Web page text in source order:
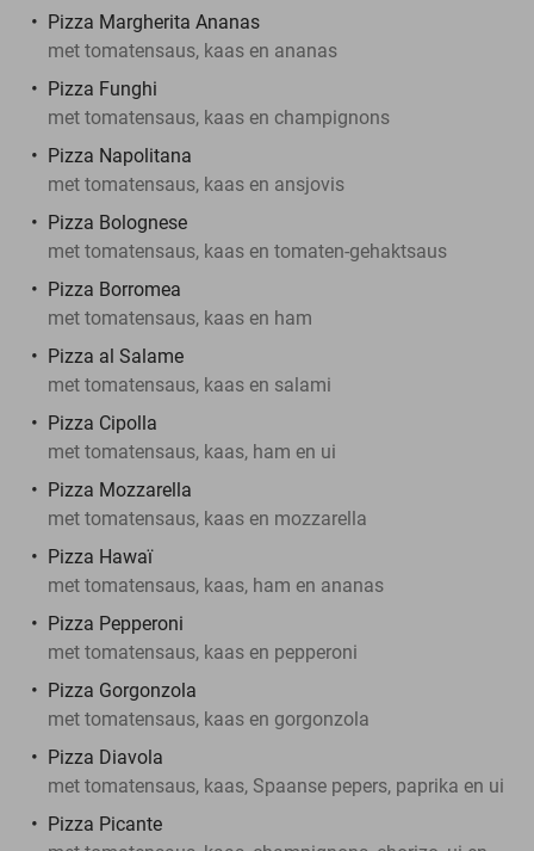
Pizza Margherita Ananas
met tomatensaus, kaas en ananas
Pizza Funghi
met tomatensaus, kaas en champignons
Pizza Napolitana
met tomatensaus, kaas en ansjovis
Pizza Bolognese
met tomatensaus, kaas en tomaten-gehaktsaus
Pizza Borromea
met tomatensaus, kaas en ham
Pizza al Salame
met tomatensaus, kaas en salami
Pizza Cipolla
met tomatensaus, kaas, ham en ui
Pizza Mozzarella
met tomatensaus, kaas en mozzarella
Pizza Hawaï
met tomatensaus, kaas, ham en ananas
Pizza Pepperoni
met tomatensaus, kaas en pepperoni
Pizza Gorgonzola
met tomatensaus, kaas en gorgonzola
Pizza Diavola
met tomatensaus, kaas, Spaanse pepers, paprika en ui
Pizza Picante